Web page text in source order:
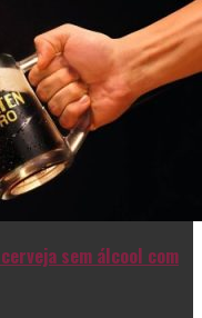
sem álcool com